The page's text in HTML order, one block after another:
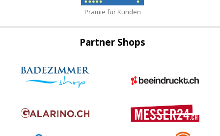
Prämie für Kunden
Partner Shops